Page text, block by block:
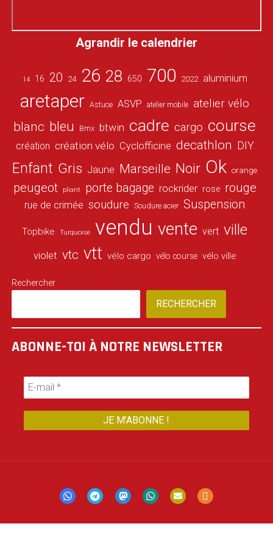
Agrandir le calendrier
14 16 20 24 26 28 650 700 2022 aluminium
aretaper Astuce ASVP atelier mobile atelier vélo
blanc bleu Bmx btwin cadre cargo course
création création vélo Cyclofficine decathlon DIY
Enfant Gris Jaune Marseille Noir Ok orange
peugeot pliant porte bagage rockrider rose rouge
rue de crimée soudure Soudure acier Suspension
Topbike Turquoise vendu vente vert ville
violet vtc vtt vélo cargo vélo course vélo ville
Rechercher
RECHERCHER
ABONNE-TOI À NOTRE NEWSLETTER